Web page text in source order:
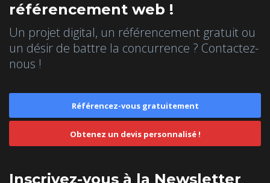
référencement web !
Un projet digital, un référencement gratuit ou
un désir de battre la concurrence ? Contactez-
nous !
Référencez-vous gratuitement
Obtenez un devis personnalisé !
Inscrivez-vous à la Newsletter